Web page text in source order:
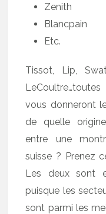
Zenith
Blancpain
Etc.
Tissot, Lip,
vous donneront
de quelle
entre une
suisse ? Prenez
Les deux sont
puisque les
sont parmi les